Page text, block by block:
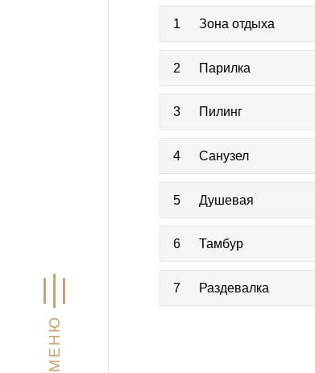
МЕНЮ
1 Зона отдыха
2 Парилка
3 Пилинг
4 Санузел
5 Душевая
6 Тамбур
7 Раздевалка